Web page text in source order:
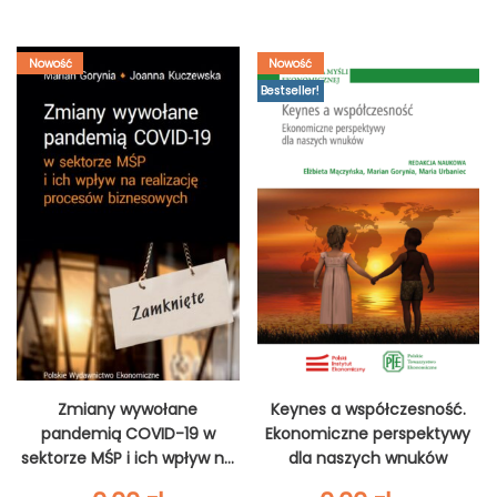
Nowość
Zmiany wywołane
pandemią COVID-19 w
sektorze MŚP i ich wpływ na
Bestseller!
Nowość
Keynes a współczesność.
Ekonomiczne perspektywy
dla naszych wnuków